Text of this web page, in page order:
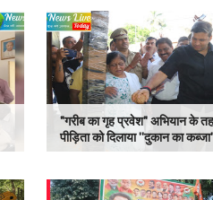
"गरीब का गृह प्रवेश" अभियान के
पीड़िता को दिलाया ''दुकान का